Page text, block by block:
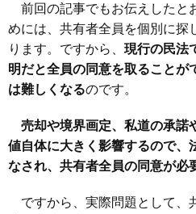
前回の記事でもお伝えしたと
めには、共有者全員を個別に探
ります。ですから、 現行の民法
明だと全員の同意を取ることが
は難しくなるのです。
売却や境界画定、私道の承諾
値自体に大きく影響するので、
なされ、共有者全員の同意が必
ですから、実際問題として、